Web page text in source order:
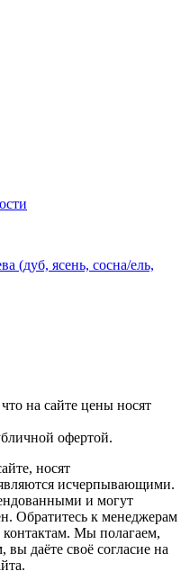
(дуб, ясень, сосна/ель,
на сайте цены носят
офертой.
носят
исчерпывающими.
и могут
Обратитесь к менеджерам
Мы полагаем,
даёте своё согласие на